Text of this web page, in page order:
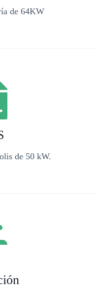
de 64KW
de 50 kW.